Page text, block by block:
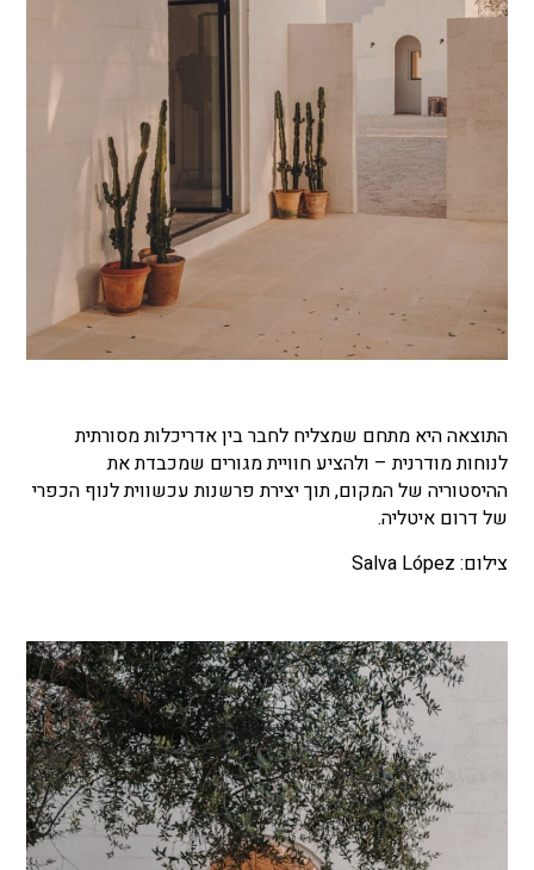
התוצאה היא מתחם שמצליח לחבר בין אדריכלות מסורתית
לנוחות מודרנית – ולהציע חוויית מגורים שמכבדת את
ההיסטוריה של המקום, תוך יצירת פרשנות עכשווית לנוף הכפרי
של דרום איטליה.
צילום: Salva López